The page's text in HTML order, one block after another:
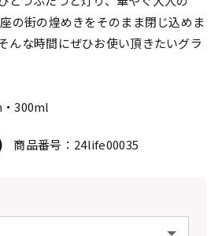
の街の煌めきをそのまま閉じ込めま
んな時間にぜひお使い頂きたいグラ
300ml
商品番号：24life00035